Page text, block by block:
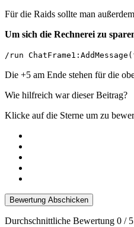
Für die Raids sollte man
Um sich die Rechnerei zu
/run
Die +5 am Ende stehen für die
Wie hilfreich war dieser Beitrag?
Klicke auf die Sterne um zu
Bewertung Abschicken
Durchschnittliche Bewertung 0 /